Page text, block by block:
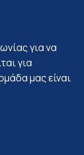
για να
για
μας είναι